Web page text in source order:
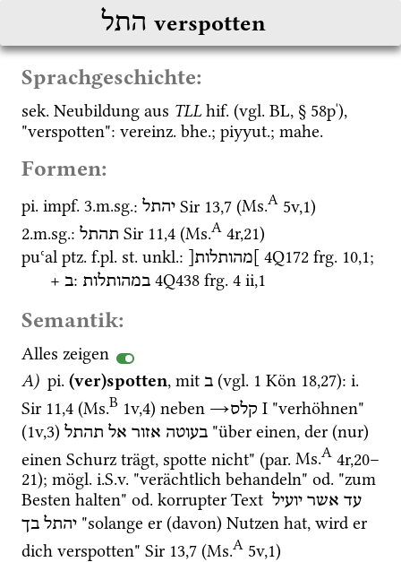
התל verspotten
Sprachgeschichte:
sek. Neubildung aus TLL hif. (vgl. BL, § 58pˈ),
"verspotten": vereinz. bhe.; piyyut.; mahe.
Formen:
pi. impf. 3.m.sg.: יהתל Sir 13,7 (Ms.A 5v,1)
2.m.sg.: תהתל Sir 11,4 (Ms.A 4r,21)
puʿal ptz. f.pl. st. unkl.: ]מהותלות[ 4Q172 frg. 10,1;
+ ב: במהותלות 4Q438 frg. 4 ii,1
Semantik:
Alles zeigen
A) pi. (ver)spotten, mit ב (vgl. 1 Kön 18,27): i.
Sir 11,4 (Ms.B 1v,4) neben →קלס ‎ I
(1v,3) בעוטה אזור אל תהתל
"über einen, der (nur)
einen Schurz trägt, spotte nicht" (par. Ms.A 4r,20–
21); mögl. i.S.v. "verächtlich behandeln" od. "zum
Besten halten" od. korrupter Text עד אשר יועיל
יהתל בך
"solange er (davon) Nutzen hat, wird er
dich verspotten" Sir 13,7 (Ms.A 5v,1)